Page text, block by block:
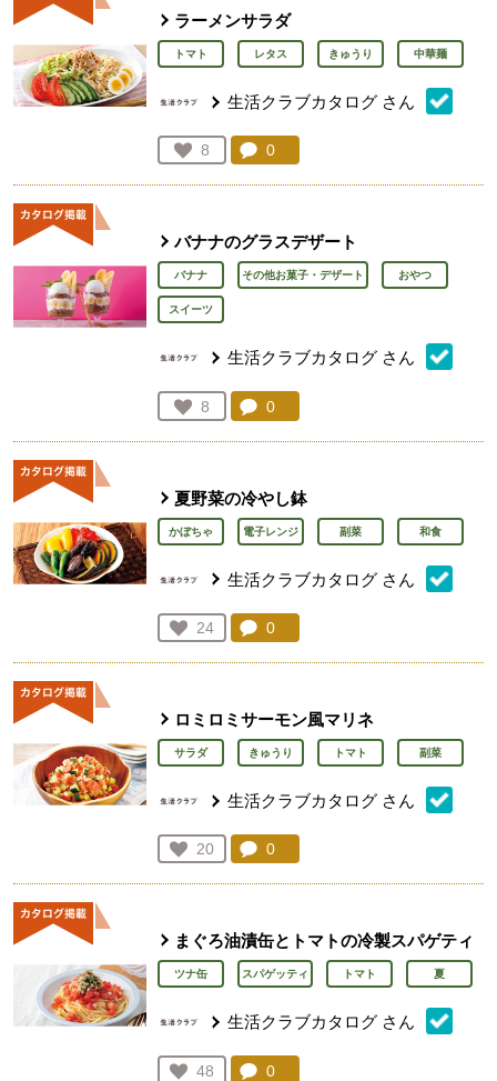
ラーメンサラダ
トマト レタス きゅうり 中華麺
生活クラブカタログ さん
お気に入り登録：
8
人が登録
コメント：
0
バナナのグラスデザート
バナナ その他お菓子・デザート おやつ
スイーツ
生活クラブカタログ さん
お気に入り登録：
8
人が登録
コメント：
0
夏野菜の冷やし鉢
かぼちゃ 電子レンジ 副菜 和食
生活クラブカタログ さん
お気に入り登録：
24
人が登録
コメント：
0
ロミロミサーモン風マリネ
サラダ きゅうり トマト 副菜
生活クラブカタログ さん
お気に入り登録：
20
人が登録
コメント：
0
まぐろ油漬缶とトマトの冷製スパゲティ
ツナ缶 スパゲッティ トマト 夏
生活クラブカタログ さん
お気に入り登録：
48
コメント：
0